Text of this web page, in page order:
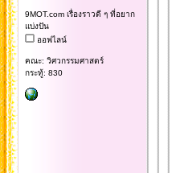
9MOT.com เรื่องราวดี ๆ ที่อยาก
แบ่งปัน
ออฟไลน์
คณะ: วิศวกรรมศาสตร์
กระทู้: 830